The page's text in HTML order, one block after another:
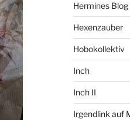
Hermines Blog
Hexenzauber
Hobokollektiv
Inch
Inch II
Irgendlink auf